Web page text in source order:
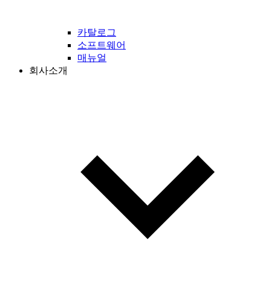
카탈로그
소프트웨어
매뉴얼
회사소개